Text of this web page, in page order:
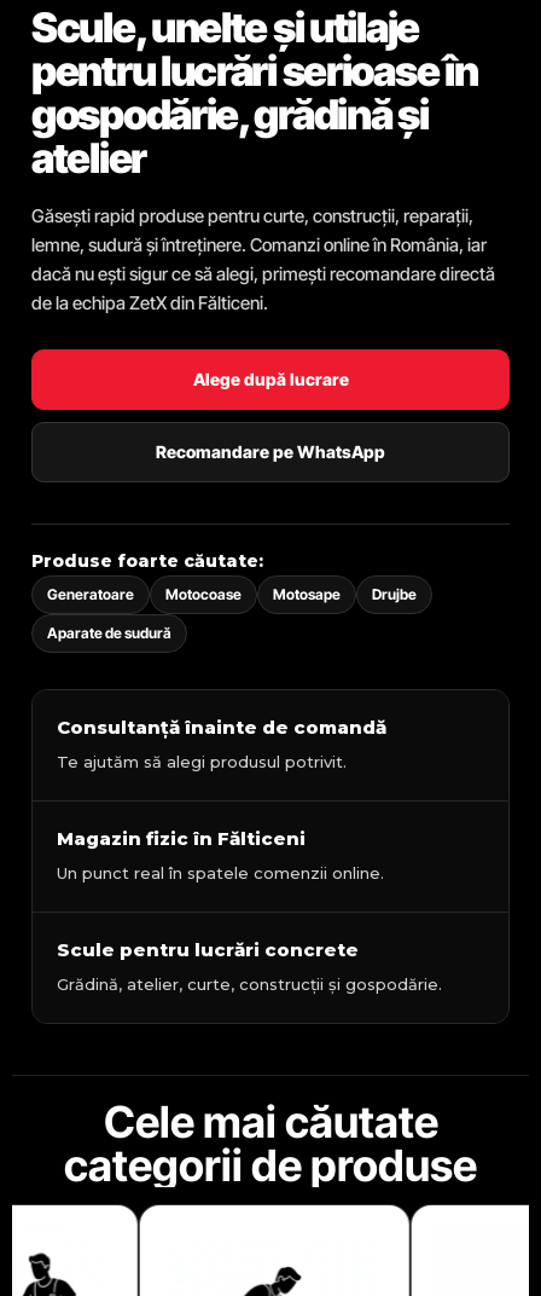
Scule, unelte și utilaje
pentru lucrări serioase în
gospodărie, grădină și
atelier
Găsești rapid produse pentru curte, construcții, reparații,
lemne, sudură și întreținere. Comanzi online în România, iar
dacă nu ești sigur ce să alegi, primești recomandare directă
de la echipa ZetX din Fălticeni.
Alege după lucrare
Recomandare pe WhatsApp
Produse foarte căutate:
Generatoare Motocoase Motosape Drujbe
Aparate de sudură
Consultanță înainte de comandă
Te ajutăm să alegi produsul potrivit.
Magazin fizic în Fălticeni
Un punct real în spatele comenzii online.
Scule pentru lucrări concrete
Grădină, atelier, curte, construcții și gospodărie.
Cele mai căutate
categorii de produse